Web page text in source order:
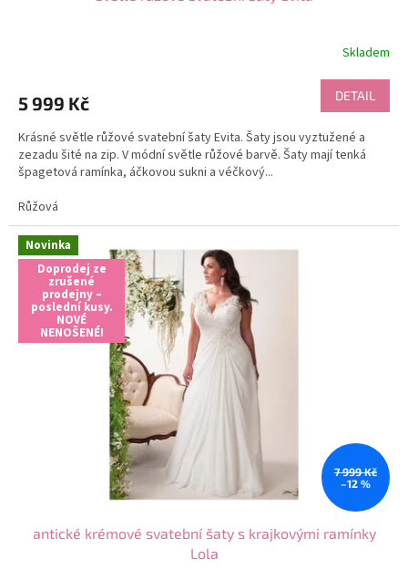
Skladem
5 999 Kč DETAIL
Krásné světle růžové svatební šaty Evita. Šaty jsou vyztužené a
zezadu šité na zip. V módní světle růžové barvě. Šaty mají tenká
špagetová ramínka, áčkovou sukni a véčkový...
Růžová
Novinka
Doprodej ze
zrušené
prodejny –
poslední kusy.
NOVÉ
NENOŠENÉ!
7 999 Kč
–12 %
antické krémové svatební šaty s krajkovými ramínky
Lola